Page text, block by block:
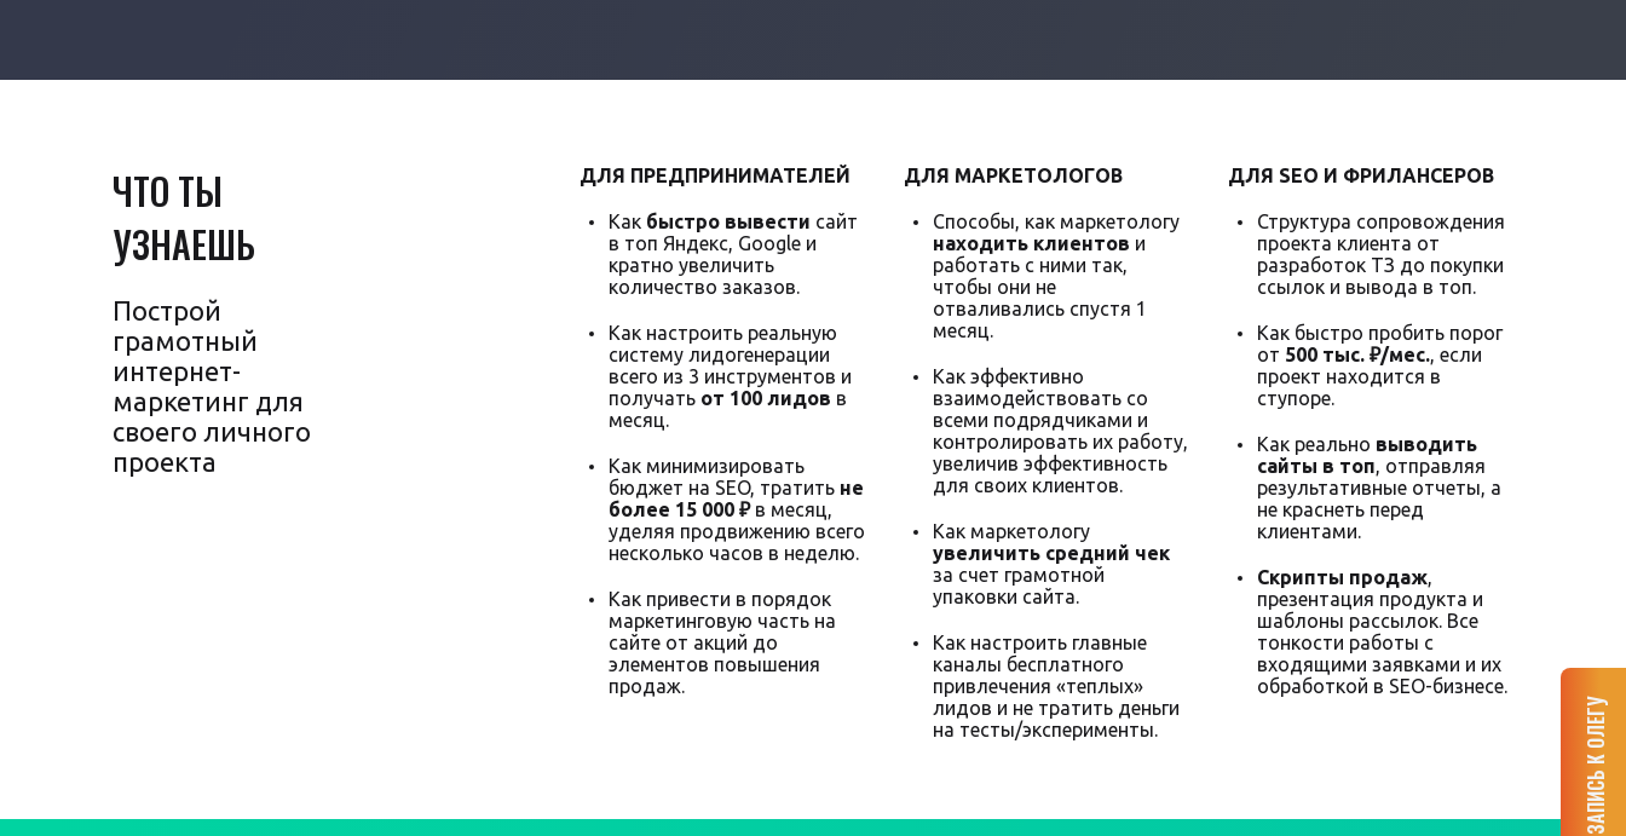
ЧТО ТЫ
УЗНАЕШЬ
Построй
грамотный
интернет-
маркетинг для
своего личного
проекта
ДЛЯ ПРЕДПРИНИМАТЕЛЕЙ
Как быстро вывести сайт
в топ Яндекс, Google и
кратно увеличить
количество заказов.
Как настроить реальную
систему лидогенерации
всего из 3 инструментов и
получать от 100 лидов в
месяц.
Как минимизировать
бюджет на SEO, тратить не
более 15 000 ₽в месяц,
уделяя продвижению всего
несколько часов в неделю.
Как привести в порядок
маркетинговую часть на
сайте от акций до
элементов повышения
продаж.
ДЛЯ МАРКЕТОЛОГОВ
Способы, как маркетологу
находить клиентов и
работать с ними так,
чтобы они не
отваливались спустя 1
месяц.
Как эффективно
взаимодействовать со
всеми подрядчиками и
контролировать их работу,
увеличив эффективность
для своих клиентов.
Как маркетологу
увеличить средний чек
за счет грамотной
упаковки сайта.
Как настроить главные
каналы бесплатного
привлечения «теплых»
лидов и не тратить деньги
на тесты/эксперименты.
ДЛЯ SEO И ФРИЛАНСЕРОВ
Структура сопровождения
проекта клиента от
разработок ТЗ до покупки
ссылок и вывода в топ.
Как быстро пробить порог
от 500 тыс. ₽/мес., если
проект находится в
ступоре.
Как реально выводить
сайты в топ, отправляя
результативные отчеты, а
не краснеть перед
клиентами.
Скрипты продаж,
презентация продукта и
шаблоны рассылок. Все
тонкости работы с
входящими заявками и их
обработкой в SEO-бизнесе.
ЗАПИСЬ К ОЛЕГУ